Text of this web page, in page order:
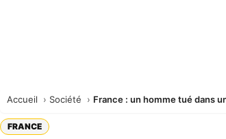
Accueil Société France : un homme tué dans
FRANCE